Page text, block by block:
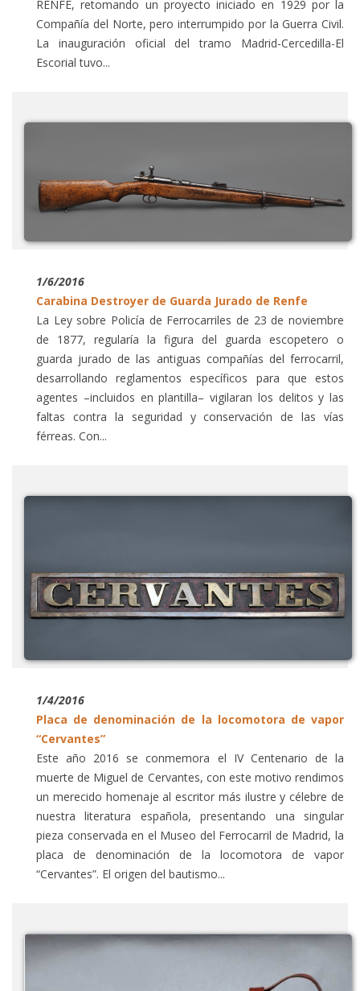
RENFE, retomando un proyecto iniciado en 1929 por la
Compañía del Norte, pero interrumpido por la Guerra Civil.
La inauguración oficial del tramo Madrid-Cercedilla-El
Escorial tuvo...
1/6/2016
Carabina Destroyer de Guarda Jurado de Renfe
La Ley sobre Policía de Ferrocarriles de 23 de noviembre
de 1877, regularía la figura del guarda escopetero o
guarda jurado de las antiguas compañías del ferrocarril,
desarrollando reglamentos específicos para que estos
agentes –incluidos en plantilla– vigilaran los delitos y las
faltas contra la seguridad y conservación de las vías
férreas. Con...
1/4/2016
Placa de denominación de la locomotora de vapor
“Cervantes”
Este año 2016 se conmemora el IV Centenario de la
muerte de Miguel de Cervantes, con este motivo rendimos
un merecido homenaje al escritor más ilustre y célebre de
nuestra literatura española, presentando una singular
pieza conservada en el Museo del Ferrocarril de Madrid, la
placa de denominación de la locomotora de vapor
“Cervantes”. El origen del bautismo...